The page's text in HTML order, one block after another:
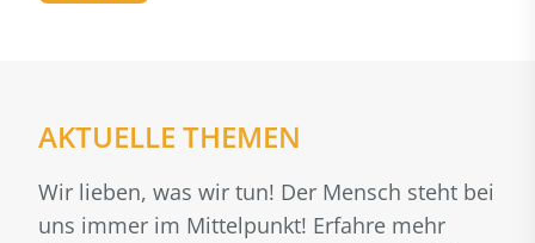
AKTUELLE THEMEN
Wir lieben, was wir tun! Der Mensch steht bei
uns immer im Mittelpunkt! Erfahre mehr